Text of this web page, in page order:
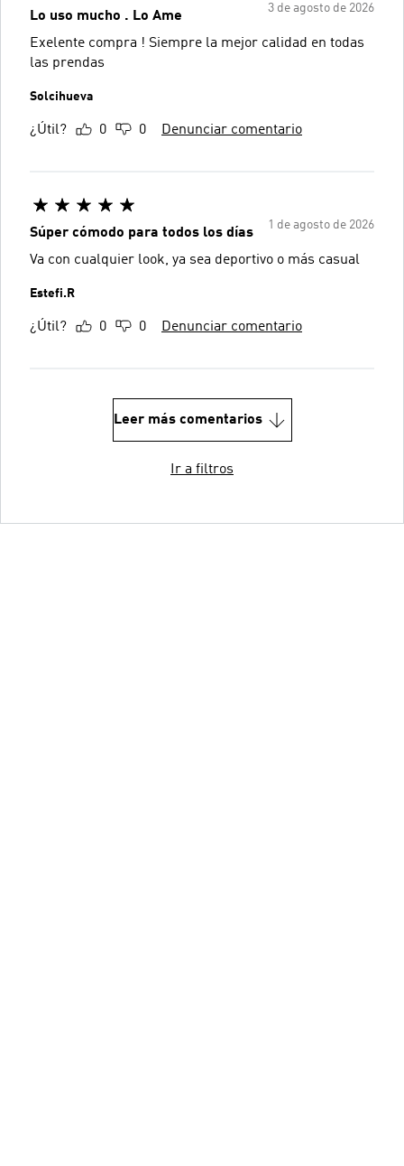
3 de agosto de 2026
Lo uso mucho . Lo Ame
Exelente compra ! Siempre la mejor calidad en todas
las prendas
Solcihueva
¿Útil? 0 0 Denunciar comentario
1 de agosto de 2026
Súper cómodo para todos los días
Va con cualquier look, ya sea deportivo o más casual
Estefi.R
¿Útil? 0 0 Denunciar comentario
Leer más comentarios
Ir a filtros